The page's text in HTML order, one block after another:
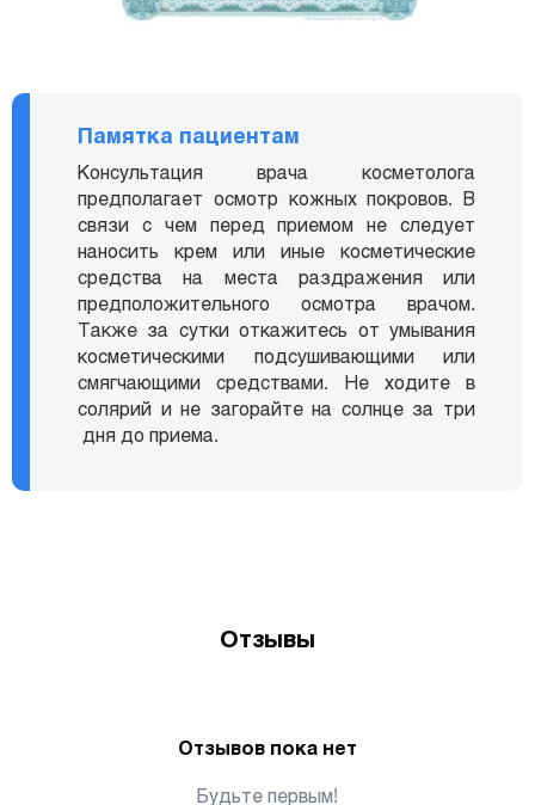
Памятка пациентам
Консультация врача косметолога
предполагает осмотр кожных покровов. В
связи с чем перед приемом не следует
наносить крем или иные косметические
средства на места раздражения или
предположительного осмотра врачом.
Также за сутки откажитесь от умывания
косметическими подсушивающими или
смягчающими средствами. Не ходите в
солярий и не загорайте на солнце за три
дня до приема.
Отзывы
Отзывов пока нет
Будьте первым!